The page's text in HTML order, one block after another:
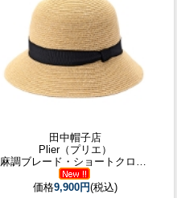
田中帽子店
Plier（プリエ）
麻調ブレード・ショートクロッシェ
価格9,900円(税込)